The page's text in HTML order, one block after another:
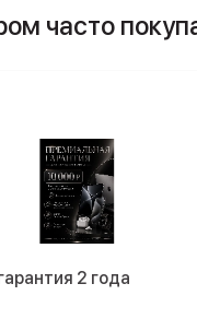
часто
2 года